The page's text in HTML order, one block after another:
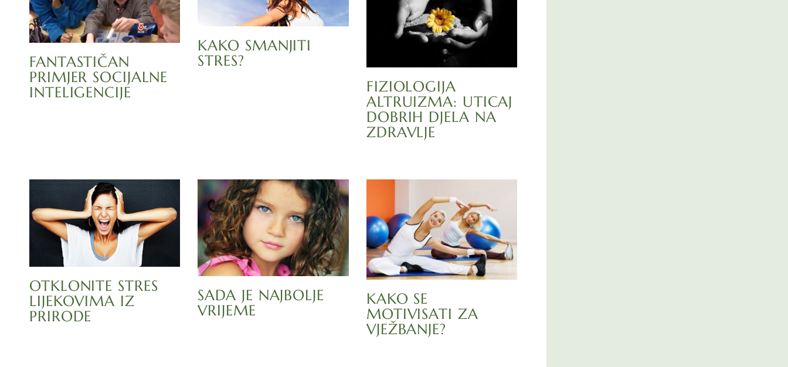
FANTASTIČAN
PRIMJER SOCIJALNE
INTELIGENCIJE
KAKO SMANJITI
STRES?
FIZIOLOGIJA
ALTRUIZMA: UTICAJ
DOBRIH DJELA NA
ZDRAVLJE
OTKLONITE STRES
LIJEKOVIMA IZ
PRIRODE
SADA JE NAJBOLJE
VRIJEME
KAKO SE
MOTIVISATI ZA
VJEŽBANJE?